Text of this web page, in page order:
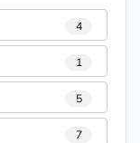
4
1
5
7